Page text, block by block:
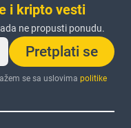
i kripto vesti
ne propusti ponudu.
Pretplati se
se sa uslovimapolitike